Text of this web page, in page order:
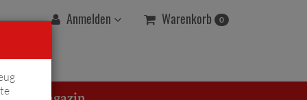
Anmelden Warenkorb 0